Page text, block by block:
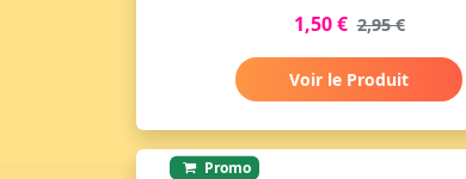
1,50 € 2,95 €
Voir le Produit
Promo